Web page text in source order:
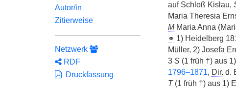
Autor/in
Zitierweise
Netzwerk
RDF
Druckfassung
auf Schloß Kislau,
Maria Theresia
MMaria Anna
⚭ 1) Heidelberg
Müller, 2) Josefa
3 S(1 früh †) aus
1796–1871, Dir. d.
T(1 früh †) aus 1)